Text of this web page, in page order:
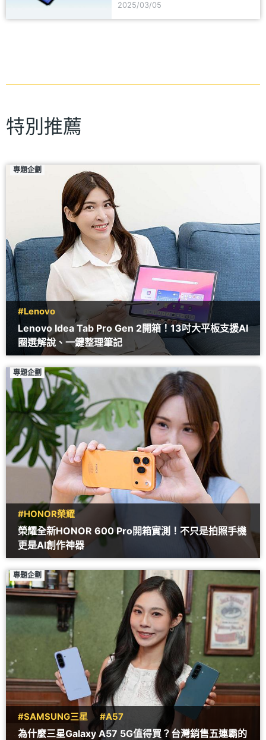
2025/03/05
特別推薦
專題企劃
#Lenovo
Lenovo Idea Tab Pro Gen 2開箱！13吋大平板支援AI
圈選解說、一鍵整理筆記
專題企劃
#HONOR榮耀
榮耀全新HONOR 600 Pro開箱實測！不只是拍照手機
更是AI創作神器
專題企劃
#SAMSUNG三星 #A57
為什麼三星Galaxy A57 5G值得買？台灣銷售五連霸的